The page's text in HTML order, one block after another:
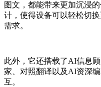
图文，都能带来更加沉浸
计，使得设备可以轻松切
需求。
此外，它还搭载了AI信息
家、对照翻译以及AI资深
互。